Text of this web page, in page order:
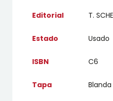
Editorial T.
Estado Usado
ISBN C6
Tapa Blanda